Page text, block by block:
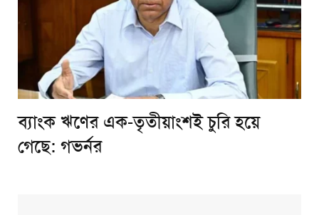
ব্যাংক ঋণের এক-তৃতীয়াংশই চুরি হয়ে
গেছে: গভর্নর